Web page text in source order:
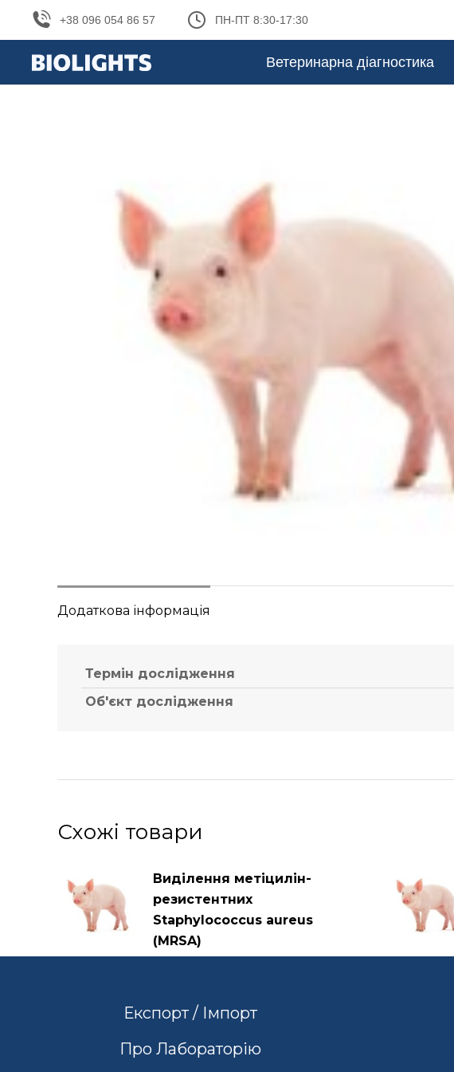
+38 096 054 86 57 ПН-ПТ 8:30-17:30
Ветеринарна діагностика
Додаткова інформація
Термін дослідження
Об'єкт дослідження
Схожі товари
Виділення метіцилін-
резистентних
Staphylococcus aureus
(MRSA)
Експорт / Імпорт
Про Лабораторію